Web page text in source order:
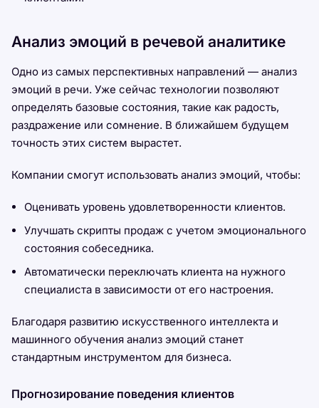
Анализ эмоций в речевой аналитике
Одно из самых перспективных направлений — анализ
эмоций в речи. Уже сейчас технологии позволяют
определять базовые состояния, такие как радость,
раздражение или сомнение. В ближайшем будущем
точность этих систем вырастет.
Компании смогут использовать анализ эмоций, чтобы:
Оценивать уровень удовлетворенности клиентов.
Улучшать скрипты продаж с учетом эмоционального
состояния собеседника.
Автоматически переключать клиента на нужного
специалиста в зависимости от его настроения.
Благодаря развитию искусственного интеллекта и
машинного обучения анализ эмоций станет
стандартным инструментом для бизнеса.
Прогнозирование поведения клиентов